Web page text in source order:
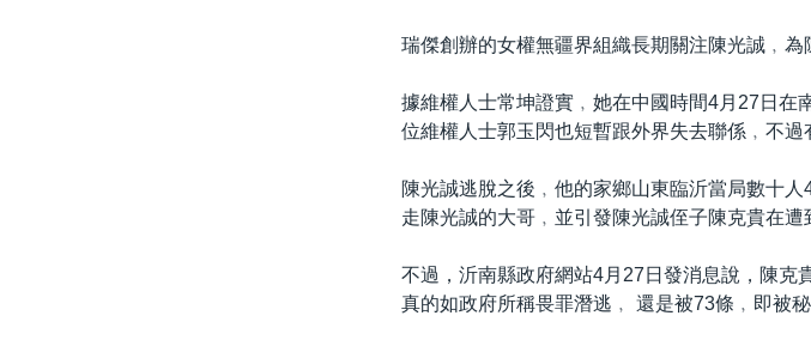
瑞傑創辦的女權無疆界組織長期關注陳光誠﹐為
據維權人士常坤證實﹐她在中國時間4月27日在
位維權人士郭玉閃也短暫跟外界失去聯係﹐不過
陳光誠逃脫之後﹐他的家鄉山東臨沂當局數十
走陳光誠的大哥﹐並引發陳光誠侄子陳克貴在遭
不過，沂南縣政府網站4月27日發消息說，陳克
真的如政府所稱畏罪潛逃﹐ 還是被73條﹐即被